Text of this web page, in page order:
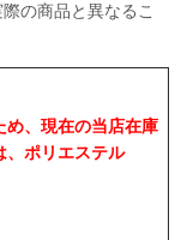
の商品と異なるこ
め、現在の当店在庫
、ポリエステル